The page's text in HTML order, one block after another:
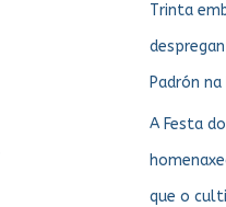
Trinta
Padrón
A Festa
que o